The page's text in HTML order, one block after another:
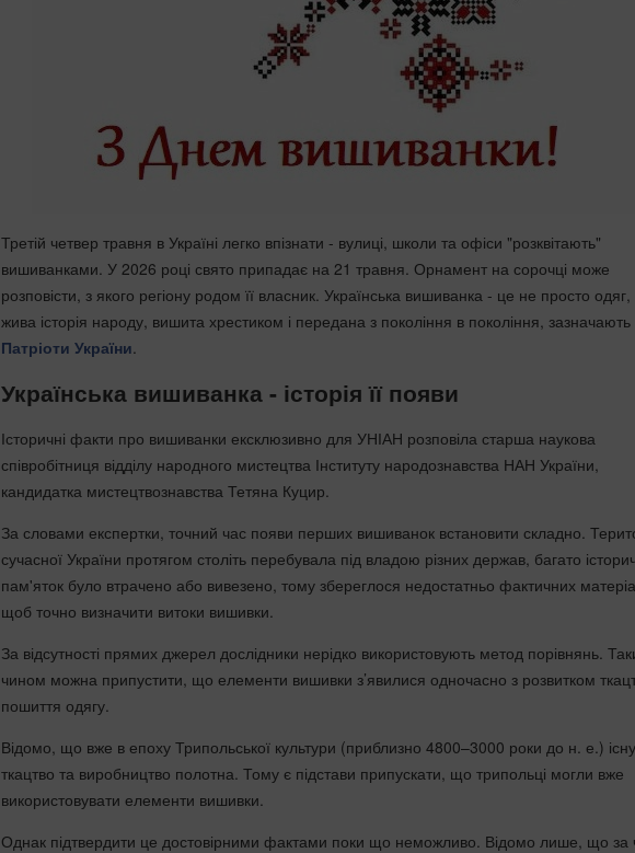
Третій четвер травня в Україні легко впізнати - вулиці, школи та офіси "розквітають"
вишиванками. У 2026 році свято припадає на 21 травня. Орнамент на сорочці може
розповісти, з якого регіону родом її власник. Українська вишиванка - це не просто
жива історія народу, вишита хрестиком і передана з покоління в покоління, зазначають
Патріоти України.
Українська вишиванка - історія її появи
Історичні факти про вишиванки ексклюзивно для УНІАН розповіла старша наукова
співробітниця відділу народного мистецтва Інституту народознавства НАН України,
кандидатка мистецтвознавства Тетяна Куцир.
За словами експертки, точний час появи перших вишиванок встановити складно.
сучасної України протягом століть перебувала під владою різних держав, багато
пам'яток було втрачено або вивезено, тому збереглося недостатньо фактичних
щоб точно визначити витоки вишивки.
За відсутності прямих джерел дослідники нерідко використовують метод порівнянь.
чином можна припустити, що елементи вишивки з’явилися одночасно з розвитком
пошиття одягу.
Відомо, що вже в епоху Трипольської культури (приблизно 4800–3000 роки до н. е.)
ткацтво та виробництво полотна. Тому є підстави припускати, що трипольці могли вже
використовувати елементи вишивки.
Однак підтвердити це достовірними фактами поки що неможливо. Відомо лише, що за